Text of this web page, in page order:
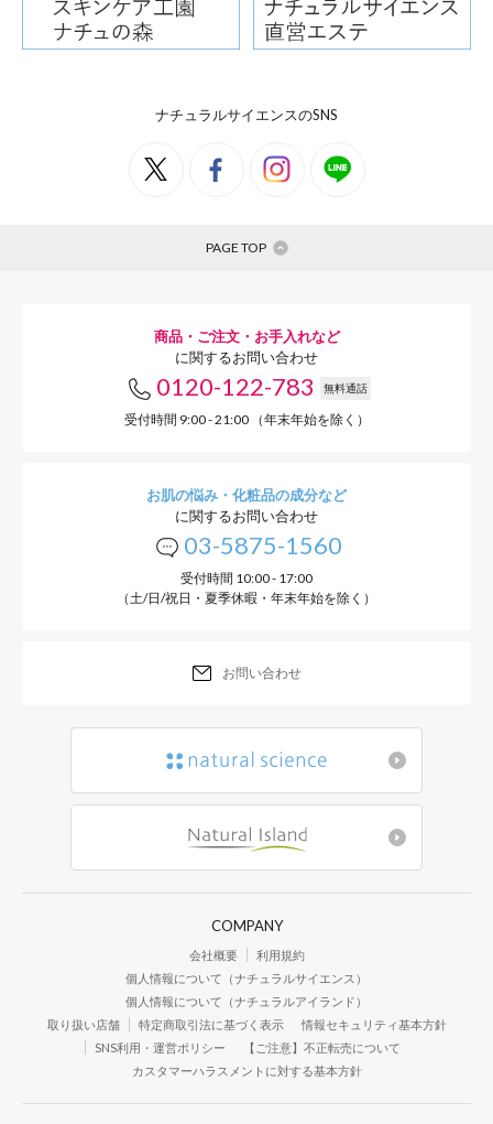
手の甲に1プッ
す。
小鼻や目元の
凹や溝にフィ
付属のパウダ
ナチュラルサイエンスのSNS
PAGE TOP
商品・ご注文・お手入れなど
に関するお問い合わせ
0120-122-783 無料通話
受付時間 9:00 - 21:00 （年末年始を除く）
お肌の悩み・化粧品の成分など
に関するお問い合わせ
03-5875-1560
受付時間 10:00 - 17:00
（土/日/祝日・夏季休暇・年末年始を除く）
お問い合わせ
COMPANY
会社概要
利用規約
個人情報について（ナチュラルサイエンス）
個人情報について（ナチュラルアイランド）
取り扱い店舗
特定商取引法に基づく表示
情報セキュリティ基本方針
SNS利用・運営ポリシー
【ご注意】不正転売について
カスタマーハラスメントに対する基本方針